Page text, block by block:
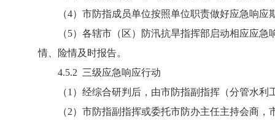
（4）市防指成员单位按照单位职责做好应急响应
（5）各辖市（区）防汛抗旱指挥部启动相应应急
情、险情及时报告。
4.5.2 三级应急响应行动
（1）经综合研判后，由市防指副指挥（分管水利
（2）市防指副指挥或委托市防办主任主持会商，